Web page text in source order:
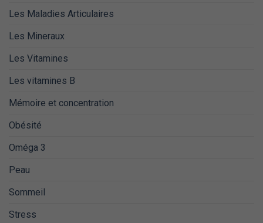
Les Maladies Articulaires
Les Mineraux
Les Vitamines
Les vitamines B
Mémoire et concentration
Obésité
Oméga 3
Peau
Sommeil
Stress